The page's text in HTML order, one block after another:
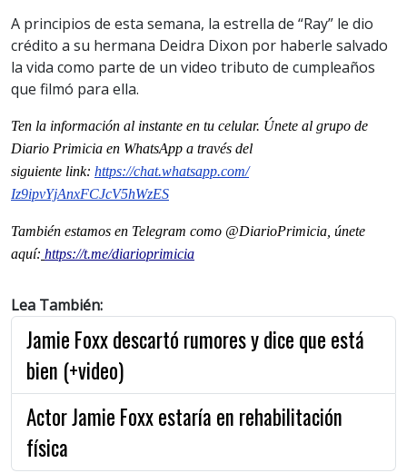
A principios de esta semana, la estrella de “Ray” le dio
crédito a su hermana Deidra Dixon por haberle salvado
la vida como parte de un video tributo de cumpleaños
que filmó para ella.
Ten la información al instante en tu celular. Únete al grupo de
Diario Primicia en WhatsApp a través del
siguiente link: https://chat.whatsapp.com/
Iz9ipvYjAnxFCJcV5hWzES
También estamos en Telegram como @DiarioPrimicia, únete
aquí: https://t.me/diarioprimicia
Lea También:
Jamie Foxx descartó rumores y dice que está
bien (+video)
Actor Jamie Foxx estaría en rehabilitación
física